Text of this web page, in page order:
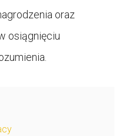
oraz
osiągnięciu